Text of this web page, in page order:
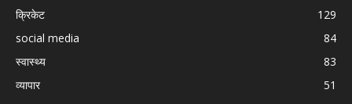
क्रिकेट
129
social media
84
स्वास्थ्य
83
व्यापार
51